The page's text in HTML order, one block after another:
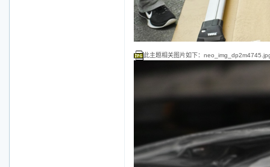
此主题相关图片如下：